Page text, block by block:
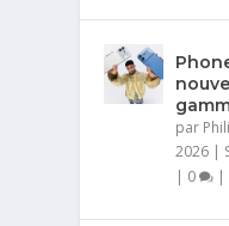
par
2026 |
| 0 |